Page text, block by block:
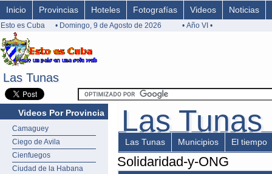
Las Tunas
Las Tunas
Inicio Provincias Hoteles Fotografías Videos Noticias
Esto es Cuba • Domingo, 9 de Agosto de 2026 • Año VI •
Videos Por Provincia
Camaguey
Ciego de Avila
Cienfuegos
Ciudad de la Habana
Las Tunas
Las Tunas
Las Tunas Municipios El tiempo
Solidaridad-y-ONG